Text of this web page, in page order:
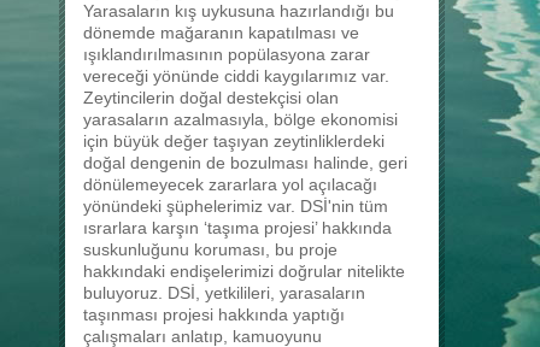
Yarasaların kış uykusuna hazırlandığı bu
dönemde mağaranın kapatılması ve
ışıklandırılmasının popülasyona zarar
vereceği yönünde ciddi kaygılarımız var.
Zeytincilerin doğal destekçisi olan
yarasaların azalmasıyla, bölge ekonomisi
için büyük değer taşıyan zeytinliklerdeki
doğal dengenin de bozulması halinde, geri
dönülemeyecek zararlara yol açılacağı
yönündeki şüphelerimiz var. DSİ'nin tüm
ısrarlara karşın ‘taşıma projesi’ hakkında
suskunluğunu koruması, bu proje
hakkındaki endişelerimizi doğrular nitelikte
buluyoruz. DSİ, yetkilileri, yarasaların
taşınması projesi hakkında yaptığı
çalışmaları anlatıp, kamuoyunu